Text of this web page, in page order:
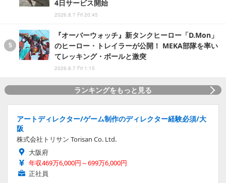
4日サービス開始
2026.8.7 Fri 20:45
『オーバーウォッチ』新タンクヒーロー「D.Mon」
のヒーロー・トレイラーが公開！ MEKA部隊を率い
てレッキング・ボールと激突
2026.8.7 Fri 1:15
ランキングをもっと見る
アートディレクター/ゲーム制作のディレクター経験必須/大
阪
株式会社トリサン Torisan Co. Ltd.
大阪府
年収469万6,000円～699万6,000円
正社員